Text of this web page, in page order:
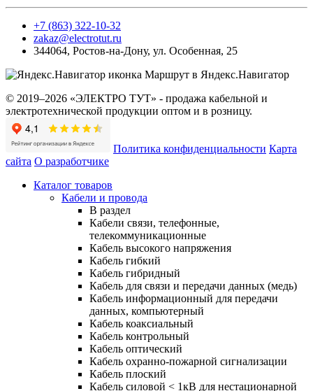
+7 (863) 322-10-32
zakaz@electrotut.ru
344064, Ростов-на-Дону, ул. Особенная, 25
Маршрут в Яндекс.Навигатор
© 2019–2026 «ЭЛЕКТРО ТУТ» - продажа кабельной и
электротехнической продукции оптом и в розницу.
Политика конфиденциальности Карта
сайта О разработчике
Каталог товаров
Кабели и провода
В раздел
Кабели связи, телефонные,
телекоммуникационные
Кабель высокого напряжения
Кабель гибкий
Кабель гибридный
Кабель для связи и передачи данных (медь)
Кабель информационный для передачи
данных, компьютерный
Кабель коаксиальный
Кабель контрольный
Кабель оптический
Кабель охранно-пожарной сигнализации
Кабель плоский
Кабель силовой < 1кВ для нестационарной